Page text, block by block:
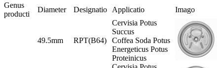
Genus
producti
Diameter Designatio Applicatio Imago
49.5mm RPT(B64)
Cervisia Potus
Succus
Coffea Soda Potus
Energeticus Potus
Proteinicus